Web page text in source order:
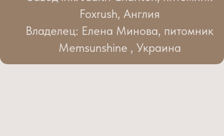
Foxrush, Англия
Владелец: Елена Минова, питомник
Memsunshine , Украина